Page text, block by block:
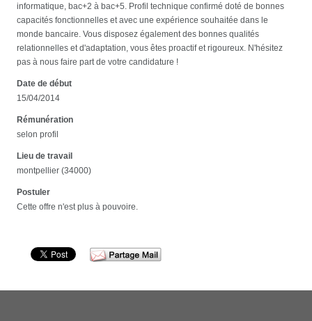
informatique, bac+2 à bac+5. Profil technique confirmé doté de bonnes
capacités fonctionnelles et avec une expérience souhaitée dans le
monde bancaire. Vous disposez également des bonnes qualités
relationnelles et d'adaptation, vous êtes proactif et rigoureux. N'hésitez
pas à nous faire part de votre candidature !
Date de début
15/04/2014
Rémunération
selon profil
Lieu de travail
montpellier (34000)
Postuler
Cette offre n'est plus à pouvoire.